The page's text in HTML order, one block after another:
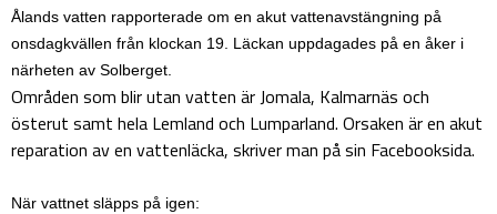
Ålands vatten rapporterade om en akut vattenavstängning på
onsdagkvällen från klockan 19. Läckan uppdagades på en åker i
närheten av Solberget.
Områden som blir utan vatten är Jomala, Kalmarnäs och
österut samt hela Lemland och Lumparland. Orsaken är en akut
reparation av en vattenläcka, skriver man på sin Facebooksida.
När vattnet släpps på igen: